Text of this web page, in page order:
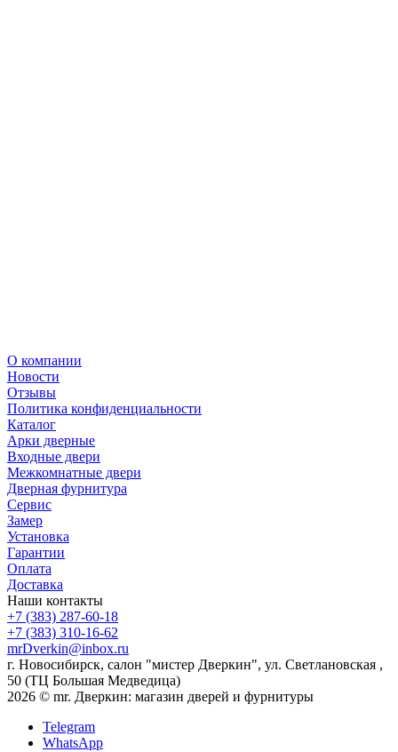
О компании
Новости
Отзывы
Политика конфиденциальности
Каталог
Арки дверные
Входные двери
Межкомнатные двери
Дверная фурнитура
Сервис
Замер
Установка
Гарантии
Оплата
Доставка
Наши контакты
+7 (383) 287-60-18
+7 (383) 310-16-62
mrDverkin@inbox.ru
г. Новосибирск, салон "мистер Дверкин", ул. Светлановская ,
50 (ТЦ Большая Медведица)
2026 © mr. Дверкин: магазин дверей и фурнитуры
Telegram
WhatsApp